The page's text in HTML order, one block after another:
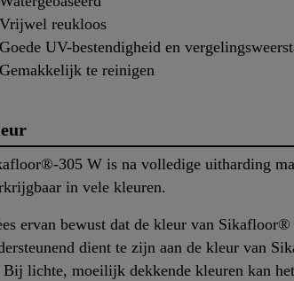
Vrijwel reukloos
Goede UV-bestendigheid en
Gemakkelijk te reinigen
305 W is na volledige uitharding
in vele kleuren.
ervan bewust dat de kleur van Sikafloor®
dient te zijn aan de kleur van
Bij lichte, moeilijk dekkende kleuren kan